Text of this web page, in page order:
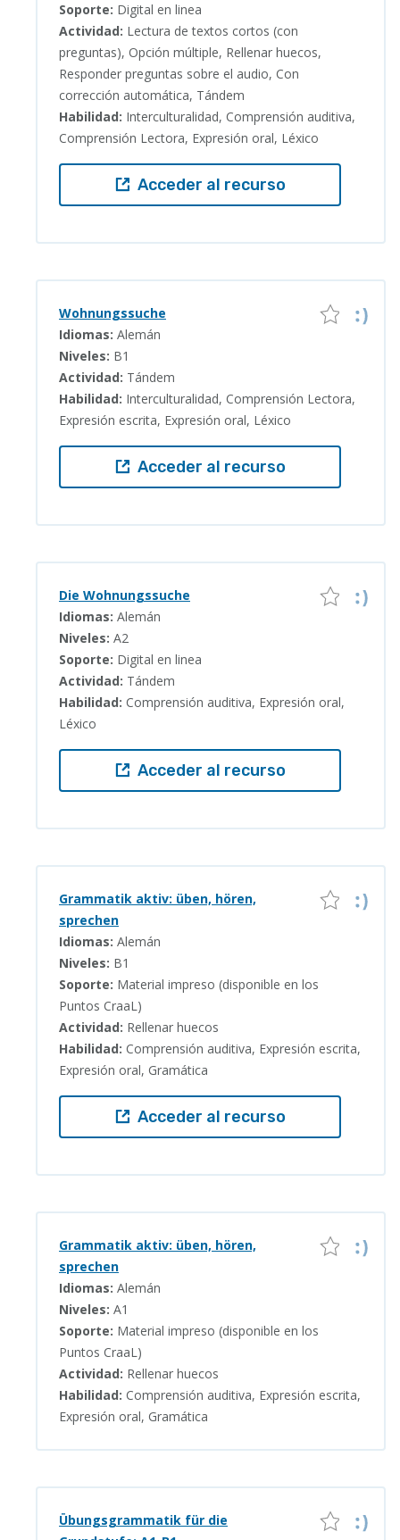
Soporte: Digital en linea
Actividad: Lectura de textos cortos (con
preguntas), Opción múltiple, Rellenar huecos,
Responder preguntas sobre el audio, Con
corrección automática, Tándem
Habilidad: Interculturalidad, Comprensión auditiva,
Comprensión Lectora, Expresión oral, Léxico
Acceder al recurso
Wohnungssuche
Idiomas: Alemán
Niveles: B1
Actividad: Tándem
Habilidad: Interculturalidad, Comprensión Lectora,
Expresión escrita, Expresión oral, Léxico
Acceder al recurso
Die Wohnungssuche
Idiomas: Alemán
Niveles: A2
Soporte: Digital en linea
Actividad: Tándem
Habilidad: Comprensión auditiva, Expresión oral,
Léxico
Acceder al recurso
Grammatik aktiv: üben, hören,
sprechen
Idiomas: Alemán
Niveles: B1
Soporte: Material impreso (disponible en los
Puntos CraaL)
Actividad: Rellenar huecos
Habilidad: Comprensión auditiva, Expresión escrita,
Expresión oral, Gramática
Acceder al recurso
Grammatik aktiv: üben, hören,
sprechen
Idiomas: Alemán
Niveles: A1
Soporte: Material impreso (disponible en los
Puntos CraaL)
Actividad: Rellenar huecos
Habilidad: Comprensión auditiva, Expresión escrita,
Expresión oral, Gramática
Übungsgrammatik für die